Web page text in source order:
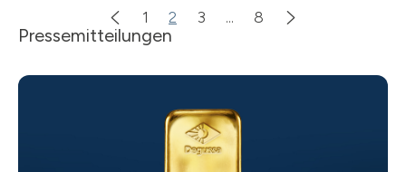
1 2 3 ... 8
Pressemitteilungen